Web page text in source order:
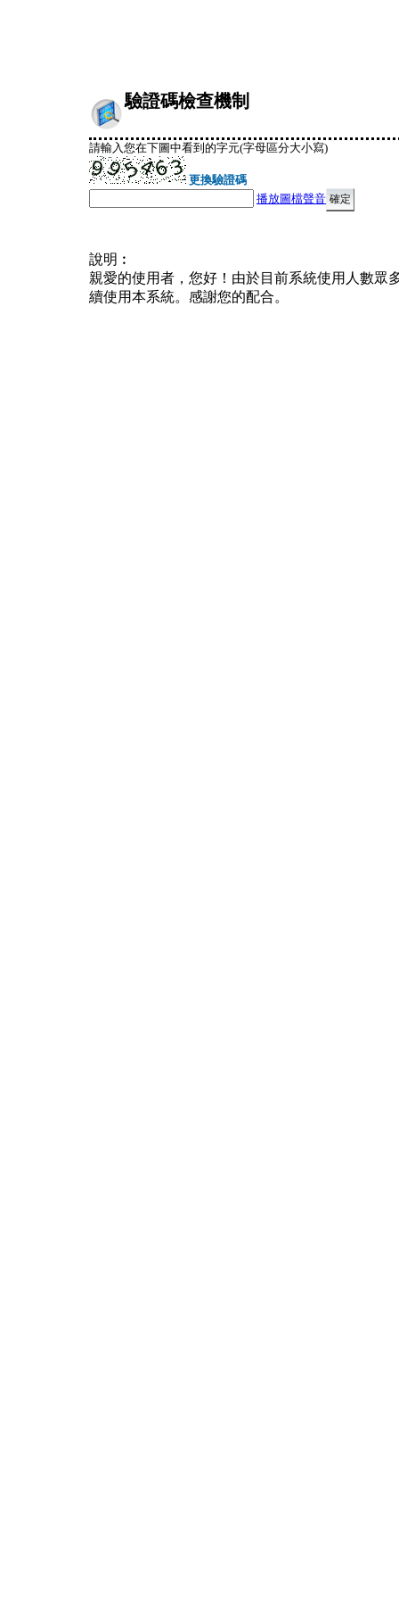
驗證碼檢查機制
請輸入您在下圖中看到的字元(字母區分大小寫)
更換驗證碼
播放圖檔聲音
說明︰
親愛的使用者，您好！由於目前系統使用人數眾
續使用本系統。感謝您的配合。